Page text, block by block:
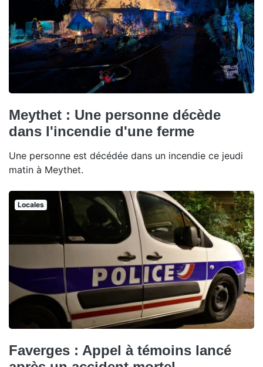
Meythet : Une personne décède
dans l'incendie d'une ferme
Une personne est décédée dans un incendie ce jeudi
matin à Meythet.
Locales
Faverges : Appel à témoins lancé